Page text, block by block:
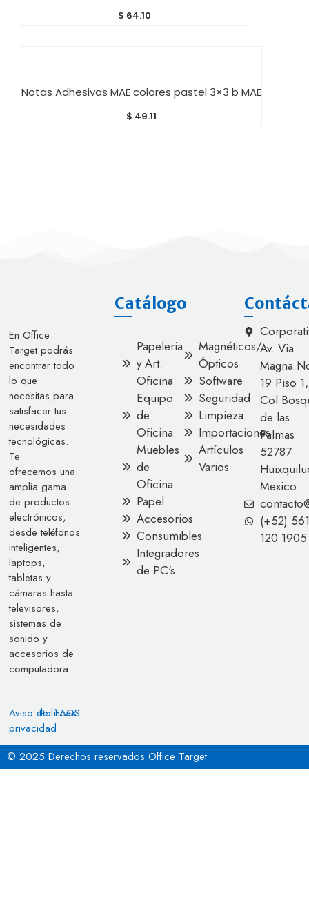
$ 64.10
Notas Adhesivas MAE colores pastel 3×3 b MAE
$ 49.11
En Office
Target podrás
encontrar todo
lo que
necesitas para
satisfacer tus
necesidades
tecnológicas.
Te
ofrecemos una
amplia gama
de productos
electrónicos,
desde teléfonos
inteligentes,
laptops,
tabletas y
cámaras hasta
televisores,
sistemas de
sonido y
accesorios de
computadora.
Aviso de
privacidad
Políticas
FAQS
Catálogo
Papeleria
y Art.
Oficina
Equipo
de
Oficina
Muebles
de
Oficina
Papel
Accesorios
Consumibles
Integradores
de PC's
Magnéticos/
Ópticos
Software
Seguridad
Limpieza
Importaciones
Artículos
Varios
Av. Via
Magna
19 Piso 1,
Col
de las
Palmas
52787
Mexico
(+52) 561
120 1905
© 2025 Derechos reservados Office Target